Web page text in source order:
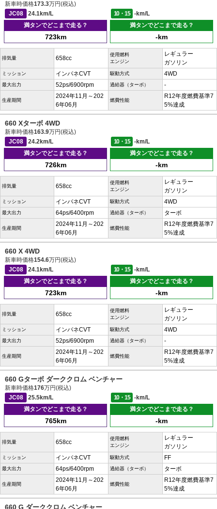
新車時価格173.3万円(税込)
JC08
24.1km/L 10・15
-km/L
満タンでどこまで走る？
723km
満タンでどこまで走る？
-km
排気量 658cc
使用燃料
エンジン
レギュラー
ガソリン
ミッション インパネCVT 駆動方式 4WD
最大出力 52ps/6900rpm 過給器（ターボ） -
生産期間
2024年11月～202
6年06月
燃費性能
R12年度燃費基準7
5%達成
660 Xターボ 4WD
新車時価格163.9万円(税込)
JC08
24.2km/L 10・15
-km/L
満タンでどこまで走る？
726km
満タンでどこまで走る？
-km
排気量 658cc
使用燃料
エンジン
レギュラー
ガソリン
ミッション インパネCVT 駆動方式 4WD
最大出力 64ps/6400rpm 過給器（ターボ） ターボ
生産期間
2024年11月～202
6年06月
燃費性能
R12年度燃費基準7
5%達成
660 X 4WD
新車時価格154.6万円(税込)
JC08
24.1km/L 10・15
-km/L
満タンでどこまで走る？
723km
満タンでどこまで走る？
-km
排気量 658cc
使用燃料
エンジン
レギュラー
ガソリン
ミッション インパネCVT 駆動方式 4WD
最大出力 52ps/6900rpm 過給器（ターボ） -
生産期間
2024年11月～202
6年06月
燃費性能
R12年度燃費基準7
5%達成
660 Gターボ ダーククロム ベンチャー
新車時価格176万円(税込)
JC08
25.5km/L 10・15
-km/L
満タンでどこまで走る？
765km
満タンでどこまで走る？
-km
排気量 658cc
使用燃料
エンジン
レギュラー
ガソリン
ミッション インパネCVT 駆動方式 FF
最大出力 64ps/6400rpm 過給器（ターボ） ターボ
生産期間
2024年11月～202
6年06月
燃費性能
R12年度燃費基準7
5%達成
660 G ダーククロム ベンチャー